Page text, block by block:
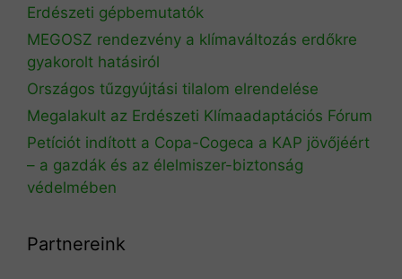
Erdészeti gépbemutatók
MEGOSZ rendezvény a klímaváltozás erdőkre
gyakorolt hatásiról
Országos tűzgyújtási tilalom elrendelése
Megalakult az Erdészeti Klímaadaptációs Fórum
Petíciót indított a Copa-Cogeca a KAP jövőjéért
– a gazdák és az élelmiszer-biztonság
védelmében
Partnereink